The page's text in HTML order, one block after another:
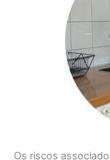
Os riscos